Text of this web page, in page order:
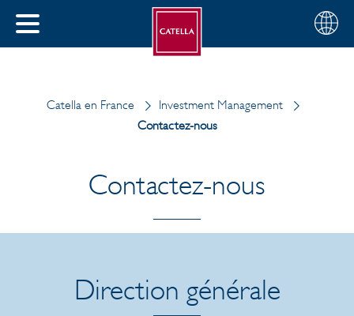
FERMER
votre
Français
Catella en France
Investment Management
Contactez-nous
Contactez-nous
Direction générale